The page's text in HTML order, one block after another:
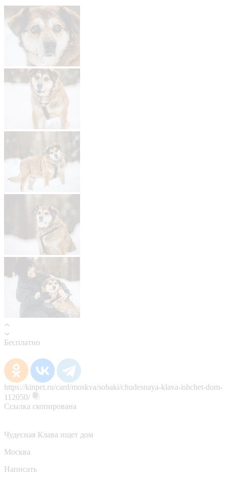
Бесплатно
https://kinpet.ru/card/moskva/sobaki/chudesnaya-klava-ishchet-dom-
112050/
Ссылка скопирована
Чудесная Клава ищет дом
Москва
Написать